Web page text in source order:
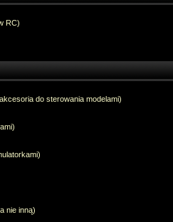
RC)
do sterowania modelami)
nie inną)